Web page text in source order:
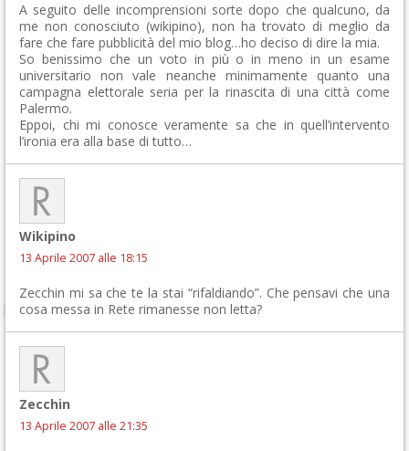
A seguito delle incomprensioni sorte dopo che qualcuno, da
me non conosciuto (wikipino), non ha trovato di meglio da
fare che fare pubblicità del mio blog…ho deciso di dire la mia.
So benissimo che un voto in più o in meno in un esame
universitario non vale neanche minimamente quanto una
campagna elettorale seria per la rinascita di una città come
Palermo.
Eppoi, chi mi conosce veramente sa che in quell’intervento
l’ironia era alla base di tutto…
Wikipino
13 Aprile 2007 alle 18:15
Zecchin mi sa che te la stai “rifaldiando”. Che pensavi che una
cosa messa in Rete rimanesse non letta?
Zecchin
13 Aprile 2007 alle 21:35